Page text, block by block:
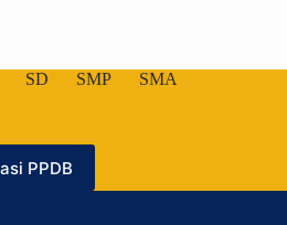
SD SMP SMA
PPDB